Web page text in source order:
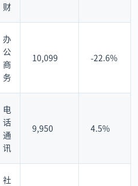
财
办
公
商
务
10,099 -22.6%
电
话
通
讯
9,950 4.5%
社